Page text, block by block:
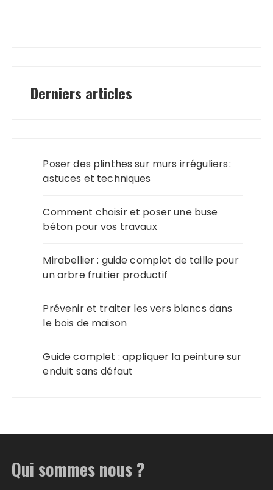
Derniers articles
Poser des plinthes sur murs irréguliers :
astuces et techniques
Comment choisir et poser une buse
béton pour vos travaux
Mirabellier : guide complet de taille pour
un arbre fruitier productif
Prévenir et traiter les vers blancs dans
le bois de maison
Guide complet : appliquer la peinture sur
enduit sans défaut
Qui sommes nous ?